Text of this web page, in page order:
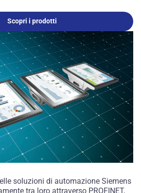
Scopri i prodotti
soluzioni di automazione Siemens
tra loro attraverso PROFINET,